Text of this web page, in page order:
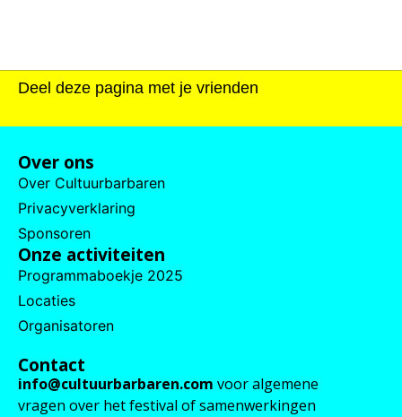
Deel deze pagina met je vrienden
Over ons
Over Cultuurbarbaren
Privacyverklaring
Sponsoren
Onze activiteiten
Programmaboekje 2025
Locaties
Organisatoren
Contact
info@cultuurbarbaren.com voor algemene
vragen over het festival of samenwerkingen